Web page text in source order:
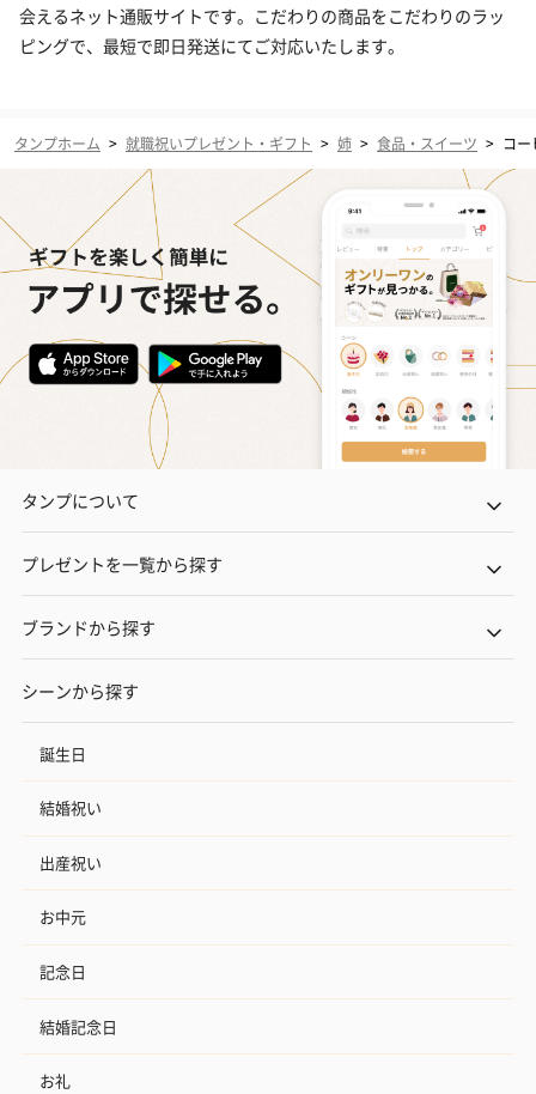
会えるネット通販サイトです。こだわりの商品をこだわりのラッ
ピングで、最短で即日発送にてご対応いたします。
タンプホーム > 就職祝いプレゼント・ギフト > 姉 > 食品・スイーツ > コ
タンプについて
プレゼントを一覧から探す
ブランドから探す
シーンから探す
誕生日
結婚祝い
出産祝い
お中元
記念日
結婚記念日
お礼